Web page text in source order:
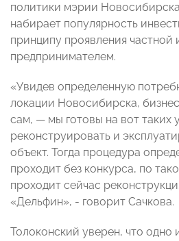
политики мэрии
набирает популярность
принципу проявления
предпринимателем.
«Увидев определенную
локации Новосибирска,
сам, — мы готовы на вот таких
реконструировать и
объект. Тогда процедура
проходит без конкурса, по
проходит сейчас
«Дельфин», - говорит Сачкова.
Толоконский уверен, что одно